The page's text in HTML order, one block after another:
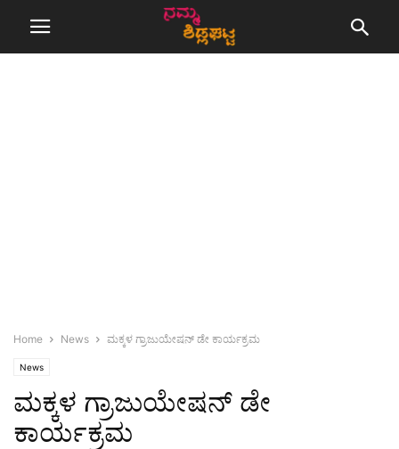
Home News ಮಕ್ಕಳ ಗ್ರಾಜುಯೇಷನ್ ಡೇ ಕಾರ್ಯಕ್ರಮ
News
ಮಕ್ಕಳ ಗ್ರಾಜುಯೇಷನ್ ಡೇ
ಕಾರ್ಯಕ್ರಮ